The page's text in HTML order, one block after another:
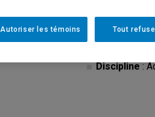
Discipline:
Tout
Autoriser les témoins